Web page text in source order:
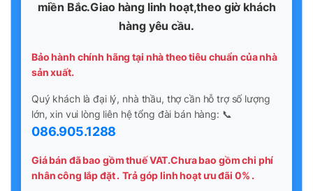
miền Bắc.Giao hàng linh hoạt,theo giờ khách
hàng yêu cầu.
Bảo hành chính hãng tại nhà theo tiêu chuẩn của nhà
sản xuất.
Quý khách là đại lý, nhà thầu, thợ cần hỗ trợ số lượng
lớn, xin vui lòng liên hệ tổng đài bán hàng: 📞
086.905.1288
Giá bán đã bao gồm thuế VAT.Chưa bao gồm chi phí
nhân công lắp đặt . Trả góp linh hoạt ưu đãi 0% .